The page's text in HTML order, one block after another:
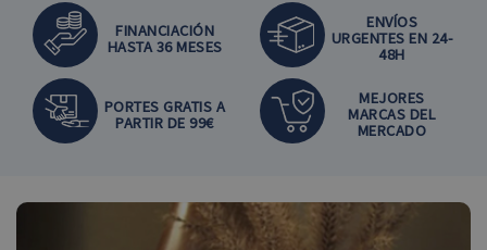
FINANCIACIÓN
HASTA 36 MESES
ENVÍOS
URGENTES EN 24-
48H
PORTES GRATIS A
PARTIR DE 99€
MEJORES
MARCAS DEL
MERCADO